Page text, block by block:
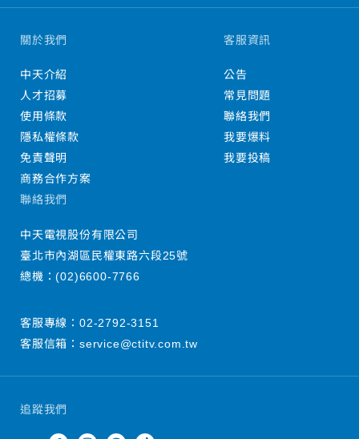
追蹤我們
關於我們
中天介紹
人才招募
使用條款
隱私權條款
免責聲明
商務合作方案
客服資訊
公告
常見問題
聯絡我們
我要爆料
我要投稿
聯絡我們
中天電視股份有限公司
臺北市內湖區民權東路六段25號
總機：(02)6600-7766
客服專線： 02-2792-3151
客服信箱： service@ctitv.com.tw